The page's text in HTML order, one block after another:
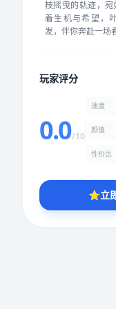
枝摇曳的轨迹，
着生机与希望，
发，伴你奔赴一场
玩家评分
0.0/10
速度
颜值
性价比
⭐立
★★
性价比
★★★
* 综合评